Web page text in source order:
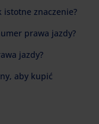
istotne znaczenie?
prawa jazdy?
jazdy?
aby kupić